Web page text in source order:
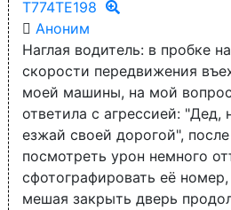
Т774ТЕ198
Аноним
Наглая водитель: в пробке
скорости передвижения
моей машины, на мой
ответила с агрессией: "Дед,
езжай своей дорогой",
посмотреть урон немного
сфотографировать её
мешая закрыть дверь